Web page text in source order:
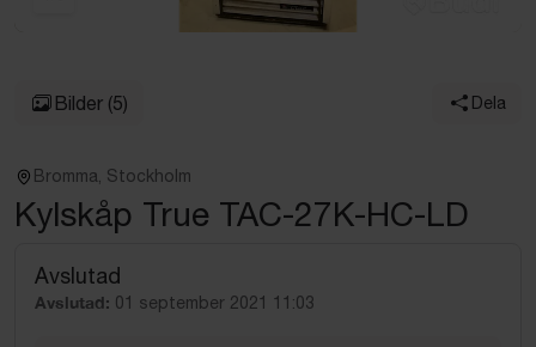
Bilder (5) Dela
Bromma, Stockholm
Kylskåp True TAC-27K-HC-LD
Avslutad
Avslutad: 01 september 2021 11:03